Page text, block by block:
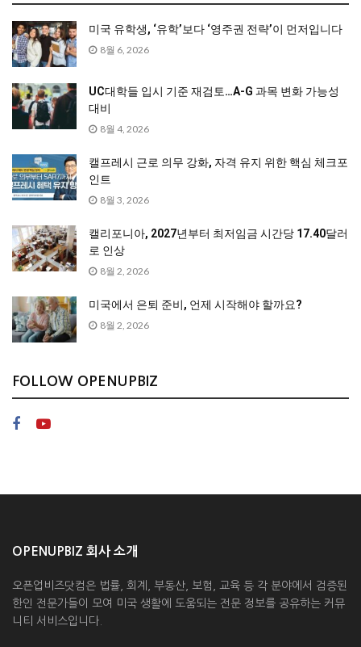
미국 유학생, ‘유학’보다 ‘영주권 전략’이 먼저입니다
8월 6, 2026
UC대학들 입시 기준 재검토…A-G 과목 변화 가능성
대비
8월 4, 2026
캘프레시 근로 의무 강화, 자격 유지 위한 핵심 체크포
인트
8월 3, 2026
캘리포니아, 2027년부터 최저임금 시간당 17.40달러
로 인상
8월 2, 2026
미국에서 은퇴 준비, 언제 시작해야 할까요?
8월 2, 2026
FOLLOW OPENUPBIZ
OPENUPBIZ 회사 소개
오픈업비즈닷컴은 법률, 회계, 부동산, 보험, 교육 등 각 분야에서 검증된
한인 전문가들이 모여 미국 생활에 도움되는 전문 정보를 공유하는 커뮤
니티 서비스입니다.